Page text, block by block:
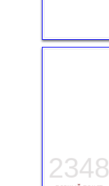
2348